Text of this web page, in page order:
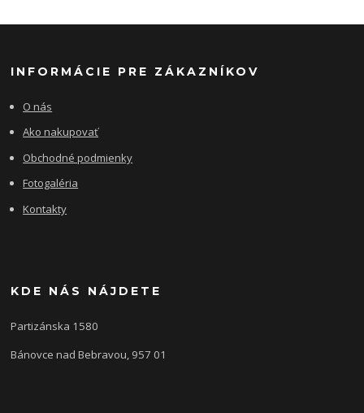
INFORMÁCIE PRE ZÁKAZNÍKOV
O nás
Ako nakupovať
Obchodné podmienky
Fotogaléria
Kontakty
KDE NÁS NÁJDETE
Partizánska 1580
Bánovce nad Bebravou, 957 01